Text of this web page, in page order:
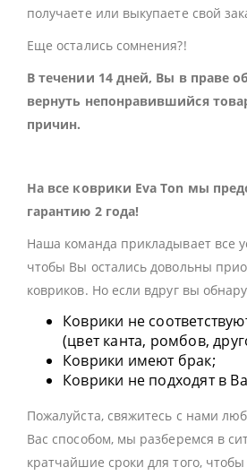
получаете или выкупаете свой
Еще остались сомнения?!
В течении 14 дней, Вы в праве
вернуть непонравившийся
причин.
На все коврики Eva Ton мы
гарантию 2 года!
Наша команда прикладывает все
чтобы Вы остались довольны
ковриков. Но если вдруг вы
Коврики не
(цвет канта, ромбов,
Коврики имеют брак;
Коврики не подходят в
Пожалуйста, свяжитесь с нами
Вас способом, мы разберемся в
кратчайшие сроки для того,